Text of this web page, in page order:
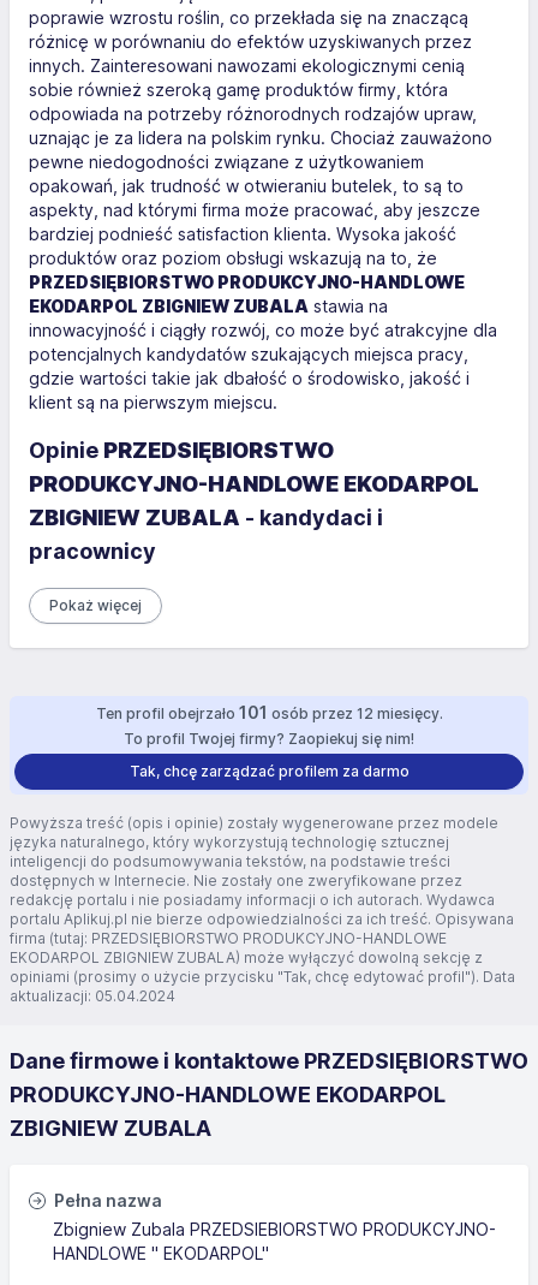
poprawie wzrostu roślin, co przekłada się na znaczącą
różnicę w porównaniu do efektów uzyskiwanych przez
innych. Zainteresowani nawozami ekologicznymi cenią
sobie również szeroką gamę produktów firmy, która
odpowiada na potrzeby różnorodnych rodzajów upraw,
uznając je za lidera na polskim rynku. Chociaż zauważono
pewne niedogodności związane z użytkowaniem
opakowań, jak trudność w otwieraniu butelek, to są to
aspekty, nad którymi firma może pracować, aby jeszcze
bardziej podnieść satisfaction klienta. Wysoka jakość
produktów oraz poziom obsługi wskazują na to, że
PRZEDSIĘBIORSTWO PRODUKCYJNO-HANDLOWE
EKODARPOL ZBIGNIEW ZUBALA stawia na
innowacyjność i ciągły rozwój, co może być atrakcyjne dla
potencjalnych kandydatów szukających miejsca pracy,
gdzie wartości takie jak dbałość o środowisko, jakość i
klient są na pierwszym miejscu.
Opinie PRZEDSIĘBIORSTWO
PRODUKCYJNO-HANDLOWE EKODARPOL
ZBIGNIEW ZUBALA - kandydaci i
pracownicy
Pokaż więcej
Ten profil obejrzało 101 osób przez 12 miesięcy.
To profil Twojej firmy? Zaopiekuj się nim!
Tak, chcę zarządzać profilem za darmo
Powyższa treść (opis i opinie) zostały wygenerowane przez modele
języka naturalnego, który wykorzystują technologię sztucznej
inteligencji do podsumowywania tekstów, na podstawie treści
dostępnych w Internecie. Nie zostały one zweryfikowane przez
redakcję portalu i nie posiadamy informacji o ich autorach. Wydawca
portalu Aplikuj.pl nie bierze odpowiedzialności za ich treść. Opisywana
firma (tutaj: PRZEDSIĘBIORSTWO PRODUKCYJNO-HANDLOWE
EKODARPOL ZBIGNIEW ZUBALA) może wyłączyć dowolną sekcję z
opiniami (prosimy o użycie przycisku "Tak, chcę edytować profil"). Data
aktualizacji: 05.04.2024
Dane firmowe i kontaktowe PRZEDSIĘBIORSTWO
PRODUKCYJNO-HANDLOWE EKODARPOL
ZBIGNIEW ZUBALA
Pełna nazwa
Zbigniew Zubala PRZEDSIEBIORSTWO PRODUKCYJNO-
HANDLOWE " EKODARPOL"